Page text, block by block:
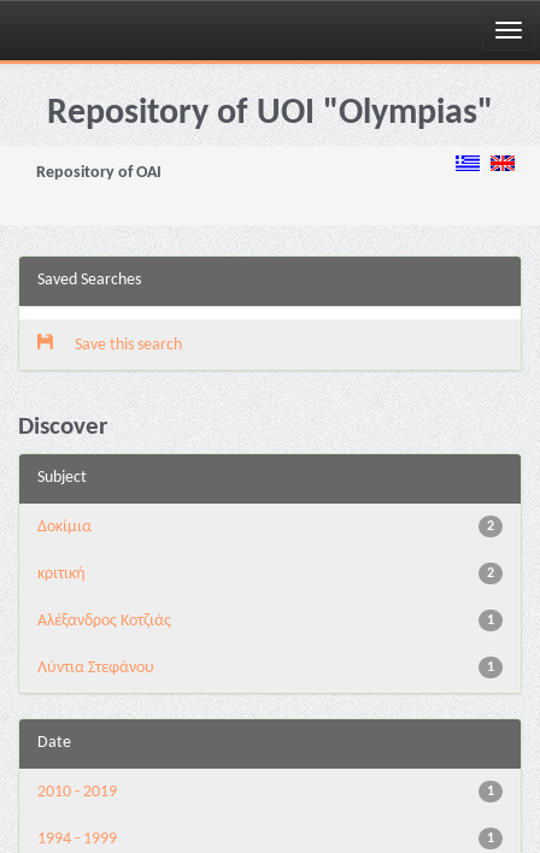
Skip
navigationRepository of UOI "Olympias"
Repository of OAI
Saved Searches
Save this search
Discover
Subject
2
Δοκίμια
2
κριτική
1
Αλέξανδρος Κοτζιάς
1
Λύντια Στεφάνου
Date
1
2010 - 2019
1
1994 - 1999